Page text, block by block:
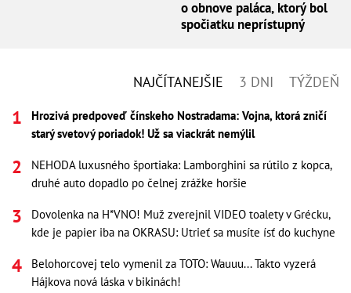
o obnove paláca, ktorý bol
spočiatku neprístupný
NAJČÍTANEJŠIE 3 DNI TÝŽDEŇ
Hrozivá predpoveď čínskeho Nostradama: Vojna, ktorá zničí
starý svetový poriadok! Už sa viackrát nemýlil
NEHODA luxusného športiaka: Lamborghini sa rútilo z kopca,
druhé auto dopadlo po čelnej zrážke horšie
Dovolenka na H*VNO! Muž zverejnil VIDEO toalety v Grécku,
kde je papier iba na OKRASU: Utrieť sa musíte ísť do kuchyne
Belohorcovej telo vymenil za TOTO: Wauuu... Takto vyzerá
Hájkova nová láska v bikinách!